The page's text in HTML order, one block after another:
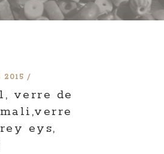
2015
verre de
eys,